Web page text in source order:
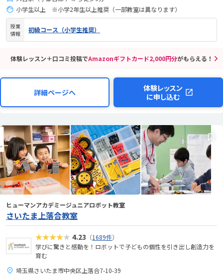
小学生以上 ※小学2年生以上推奨（一部教室は異なります）
授業
情報
初級コース（小学生推奨）
体験レッスン＋口コミ投稿でAmazonギフトカード2,000円分がもらえる！
詳細ページへ
体験レッスン
に申し込む
ヒューマンアカデミージュニアロボット教室
さいたま上落合教室
★★★★★ 4.23 （1689件）
学びに驚きと感動を！ロボットで子どもの個性を引き出し創造力を
育む
埼玉県さいたま市中央区上落合7-10-39